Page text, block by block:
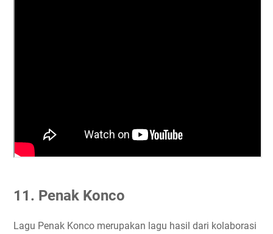
11. Penak Konco
Lagu Penak Konco merupakan lagu hasil dari kolaborasi